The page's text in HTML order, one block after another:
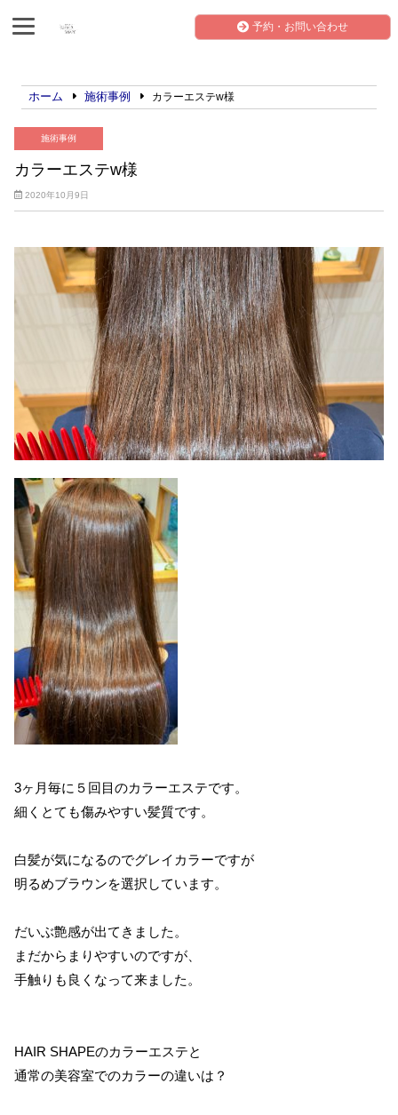
予約・お問い合わせ
ホーム 施術事例 カラーエステw様
施術事例
カラーエステw様
2020年10月9日
3ヶ月毎に５回目のカラーエステです。
細くとても傷みやすい髪質です。
白髪が気になるのでグレイカラーですが
明るめブラウンを選択しています。
だいぶ艶感が出てきました。
まだからまりやすいのですが、
手触りも良くなって来ました。
HAIR SHAPEのカラーエステと
通常の美容室でのカラーの違いは？